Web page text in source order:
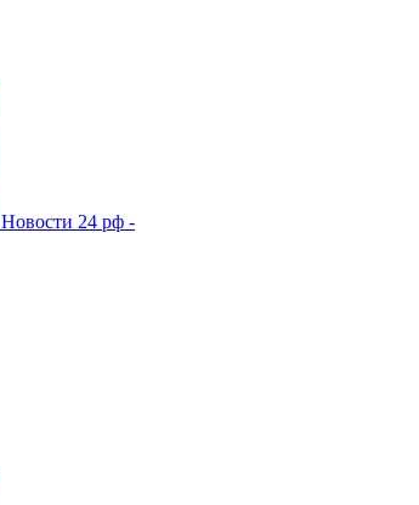
Новости 24 рф -